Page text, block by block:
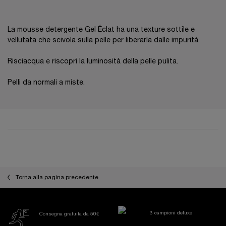
La mousse detergente Gel Éclat ha una texture sottile e
vellutata che scivola sulla pelle per liberarla dalle impurità.
Risciacqua e riscopri la luminosità della pelle pulita.
Pelli da normali a miste.
Torna alla pagina precedente
Consegna gratuita da 50€ 3 campioni deluxe